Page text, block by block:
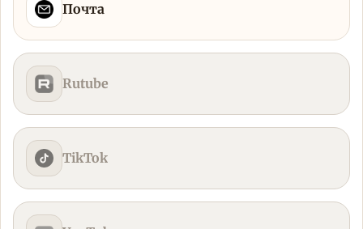
Почта
Rutube
TikTok